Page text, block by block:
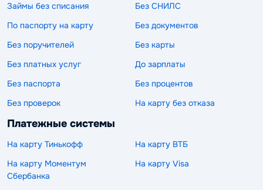
Займы без списания
Без СНИЛС
По паспорту на карту
Без документов
Без поручителей
Без карты
Без платных услуг
До зарплаты
Без паспорта
Без процентов
Без проверок
На карту без отказа
Платежные системы
На карту Тинькофф
На карту ВТБ
На карту Моментум
Сбербанка
На карту Visa